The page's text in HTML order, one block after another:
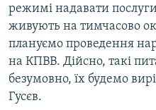
режимі надавати
живують на тимчасово
плануємо проведення
на КПВВ. Дійсно, такі
безумовно, їх будемо
Гусєв.